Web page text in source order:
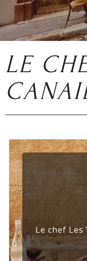
LE
Le chef Les